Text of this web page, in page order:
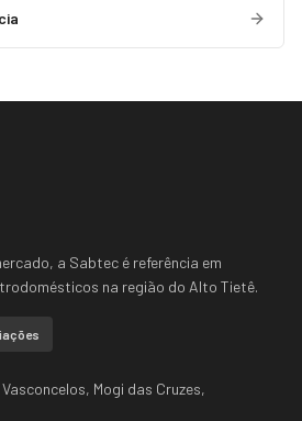
a Sabtec é referência em
na região do Alto Tietê.
Mogi das Cruzes,